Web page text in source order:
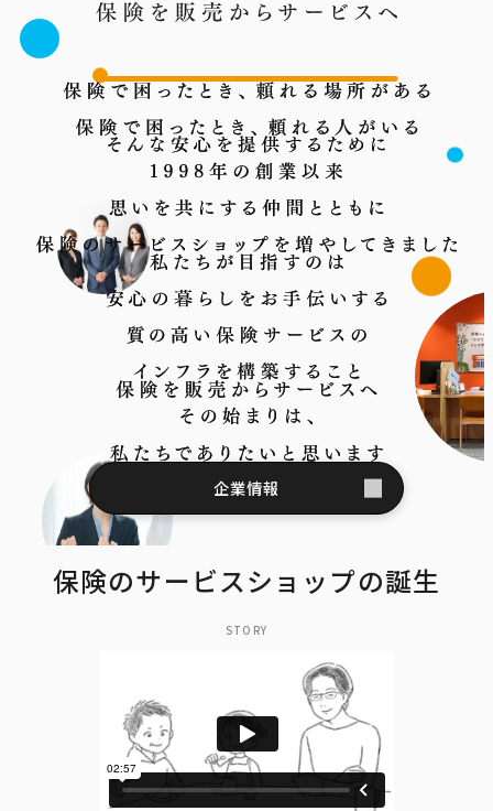
企業情報
保険のサービスショップの誕生
STORY